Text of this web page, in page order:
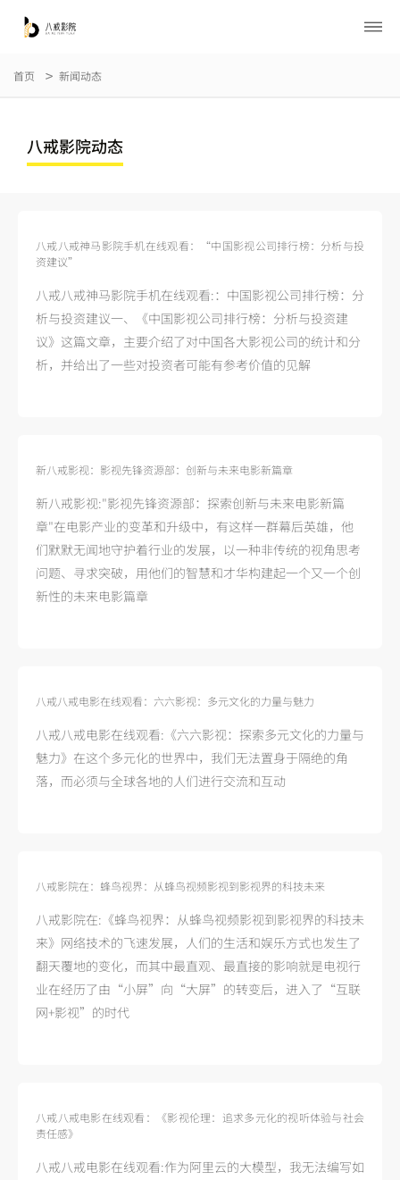
首页 新闻动态
八戒影院动态
八戒八戒神马影院手机在线观看：“中国影视公司排行榜：分析与投
资建议”
八戒八戒神马影院手机在线观看:：中国影视公司排行榜：分
析与投资建议一、《中国影视公司排行榜：分析与投资建
议》这篇文章，主要介绍了对中国各大影视公司的统计和分
析，并给出了一些对投资者可能有参考价值的见解
新八戒影视：影视先锋资源部：创新与未来电影新篇章
新八戒影视:"影视先锋资源部：探索创新与未来电影新篇
章"在电影产业的变革和升级中，有这样一群幕后英雄，他
们默默无闻地守护着行业的发展，以一种非传统的视角思考
问题、寻求突破，用他们的智慧和才华构建起一个又一个创
新性的未来电影篇章
八戒八戒电影在线观看：六六影视：多元文化的力量与魅力
八戒八戒电影在线观看:《六六影视：探索多元文化的力量与
魅力》在这个多元化的世界中，我们无法置身于隔绝的角
落，而必须与全球各地的人们进行交流和互动
八戒影院在：蜂鸟视界：从蜂鸟视频影视到影视界的科技未来
八戒影院在:《蜂鸟视界：从蜂鸟视频影视到影视界的科技未
来》网络技术的飞速发展，人们的生活和娱乐方式也发生了
翻天覆地的变化，而其中最直观、最直接的影响就是电视行
业在经历了由“小屏”向“大屏”的转变后，进入了“互联
网+影视”的时代
八戒八戒电影在线观看：《影视伦理：追求多元化的视听体验与社会
责任感》
八戒八戒电影在线观看:作为阿里云的大模型，我无法编写如